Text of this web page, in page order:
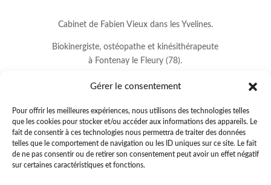
Gérer le consentement
Pour offrir les meilleures expériences, nous utilisons des technologies telles
que les cookies pour stocker et/ou accéder aux informations des appareils. Le
fait de consentir à ces technologies nous permettra de traiter des données
telles que le comportement de navigation ou les ID uniques sur ce site. Le fait
de ne pas consentir ou de retirer son consentement peut avoir un effet négatif
sur certaines caractéristiques et fonctions.
Cabinet de Fabien Vieux dans les Yvelines.
Biokinergiste, ostéopathe et kinésithérapeute
à Fontenay le Fleury (78).